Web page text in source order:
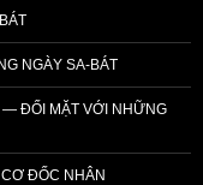
NGÀY SA-BÁT
— ĐỐI MẶT VỚI NHỮNG
ĐỐC NHÂN